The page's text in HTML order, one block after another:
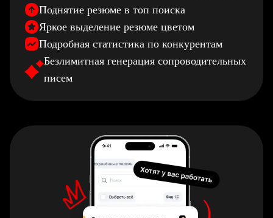
Поднятие резюме в топ поиска
Яркое выделение резюме цветом
Подробная статистика по конкурентам
Безлимитная генерация сопроводительных
писем